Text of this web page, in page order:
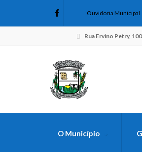
Ouvidoria Municipal
Rua Ervino Petry,
O Município